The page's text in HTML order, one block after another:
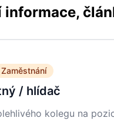
Zaměstnání
/ hlídač
kolegu na